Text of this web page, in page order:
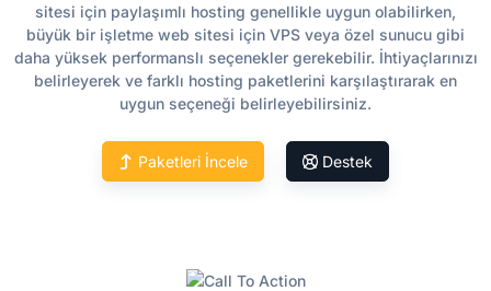
sitesi için paylaşımlı hosting genellikle uygun olabilirken,
büyük bir işletme web sitesi için VPS veya özel sunucu gibi
daha yüksek performanslı seçenekler gerekebilir. İhtiyaçlarınızı
belirleyerek ve farklı hosting paketlerini karşılaştırarak en
uygun seçeneği belirleyebilirsiniz.
Paketleri İncele Destek